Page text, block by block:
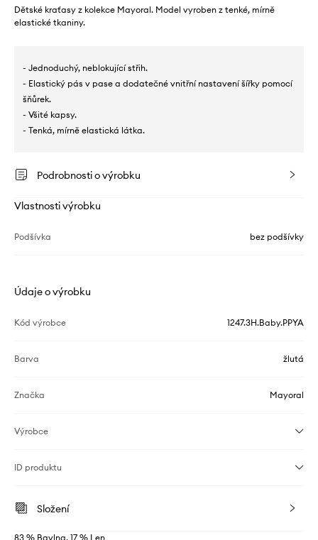
Dětské kraťasy z kolekce Mayoral. Model vyroben z tenké, mírně
elastické tkaniny.
- Jednoduchý, neblokující střih.
- Elastický pás v pase a dodatečné vnitřní nastavení šířky pomocí
šňůrek.
- Všité kapsy.
- Tenká, mírně elastická látka.
Podrobnosti o výrobku
Vlastnosti výrobku
Podšívka bez podšívky
Údaje o výrobku
Kód výrobce 1247.3H.Baby.PPYA
Barva žlutá
Značka Mayoral
Výrobce
ID produktu
Složení
83 % Bavlna, 17 % Len